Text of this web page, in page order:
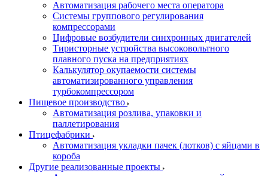
Автоматизация рабочего места оператора
Системы группового регулирования
компрессорами
Цифровые возбудители синхронных двигателей
Тиристорные устройства высоковольтного
плавного пуска на предприятиях
Калькулятор окупаемости системы
автоматизированного управления
турбокомпрессором
Пищевое производство
Автоматизация розлива, упаковки и
паллетирования
Птицефабрики
Автоматизация укладки пачек (лотков) с яйцами в
короба
Другие реализованные проекты